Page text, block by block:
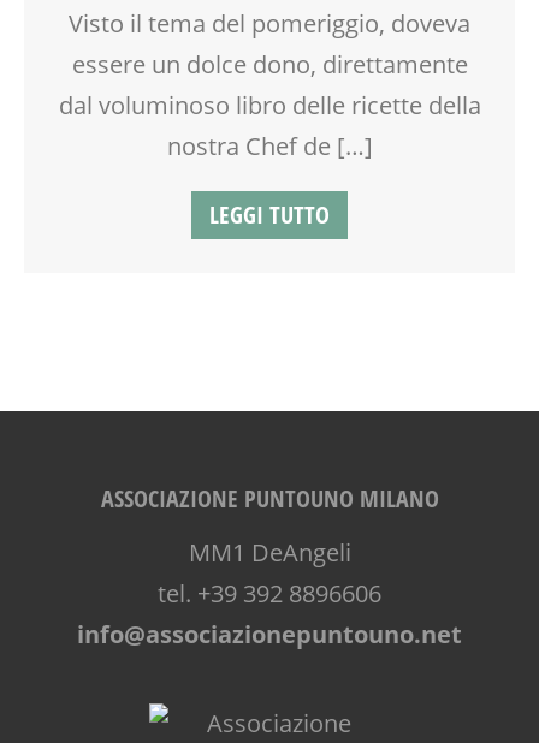
Visto il tema del pomeriggio, doveva
essere un dolce dono, direttamente
dal voluminoso libro delle ricette della
nostra Chef de […]
LEGGI TUTTO
ASSOCIAZIONE PUNTOUNO MILANO
MM1 DeAngeli
tel. +39 392 8896606
info@associazionepuntouno.net